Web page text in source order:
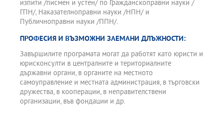
изпити /писмен и устен/ по Гражданскоправни науки /
ГПН/, Наказателноправни науки /НПН/ и
Публичноправни науки /ППН/.
ПРОФЕСИЯ И ВЪЗМОЖНИ ЗАЕМАНИ ДЛЪЖНОСТИ:
Завършилите програмата могат да работят като юристи и
юрисконсулти в централните и териториалните
държавни органи, в органите на местното
самоуправление и местната администрация, в търговски
дружества, в кооперации, в неправителствени
организации, във фондации и др.